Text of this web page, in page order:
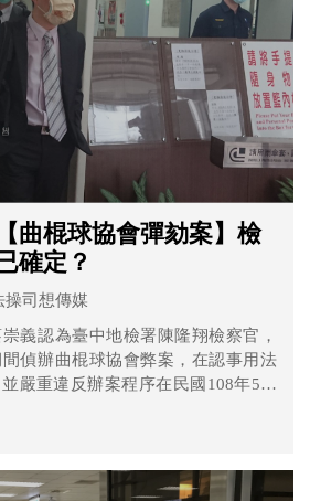
曲棍球協會彈劾案】檢
確定？
操司想傳媒
義認為臺中地檢署陳隆翔檢察官，
偵辦曲棍球協會弊案，在認事用法
並嚴重違反辦案程序在民國108年5月